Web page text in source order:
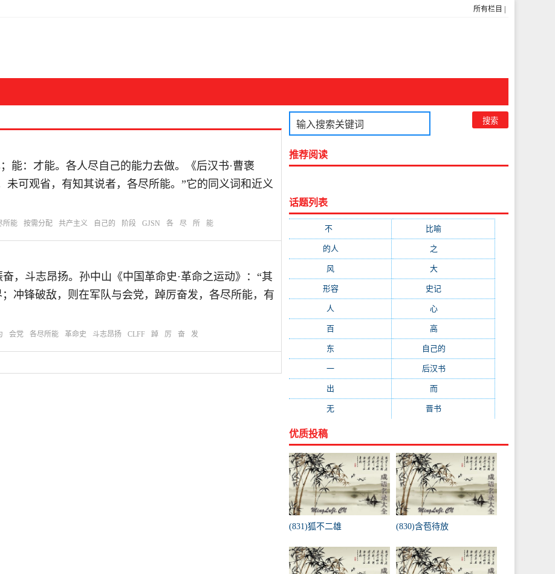
所有栏目
能：才能。各人尽自己的能力去做。《后汉书·曹褒
未可观省，有知其说者，各尽所能。”它的同义词和近义
所能 按需分配 共产主义 自己的 阶段 GJSN 各 尽 所 能
，斗志昂扬。孙中山《中国革命史·革命之运动》：“其
冲锋破敌，则在军队与会党，踔厉奋发，各尽所能，有
会党 各尽所能 革命史 斗志昂扬 CLFF 踔 厉 奋 发
推荐阅读
话题列表
不(1048) 比喻
的人 之
风 大(292)
形容(281) 史记
人 心(200)
百 高(190)
东 自己的
一 后汉书(177)
出 而(164)
无 晋书
优质投稿
(831)狐不二雄 (830)含苞待放